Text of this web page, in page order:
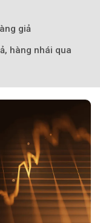
giả
hàng nhái qua